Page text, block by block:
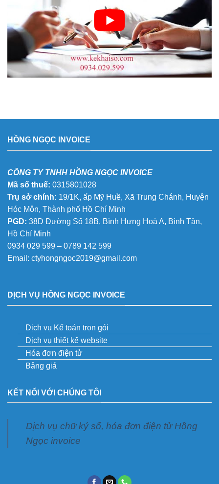
HỒNG NGỌC INVOICE
CÔNG TY TNHH HỒNG NGỌC INVOICE
Mã số thuế: 0315801028
Trụ sở chính: 19/1K, ấp Mỹ Huề, Xã Trung Chánh, Huyện
Hóc Môn, Thành phố Hồ Chí Minh
PGD: 38D Đường Số 18B, Bình Hưng Hoà A, Bình Tân,
Hồ Chí Minh
0934 029 599 – 0789 142 599
Email: ctyhongngoc2019@gmail.com
DỊCH VỤ HỒNG NGỌC INVOICE
Dịch vụ Kế toán trọn gói
Dịch vụ thiết kế website
Hóa đơn điện tử
Bảng giá
KẾT NỐI VỚI CHÚNG TÔI
Dịch vụ chữ ký số, hóa đơn điện tử Hồng
Ngọc invoice